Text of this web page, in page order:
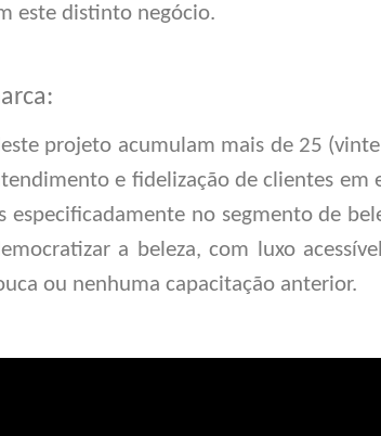
este distinto negócio.
projeto acumulam mais de 25
e fidelização de clientes em
especificadamente no segmento de
a beleza, com luxo
ou nenhuma capacitação anterior.